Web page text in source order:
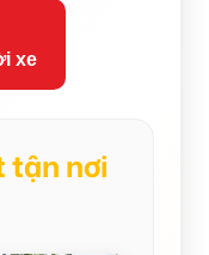
xe
tận nơi